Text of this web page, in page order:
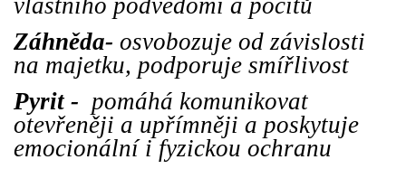
Záhněda- osvobozuje od závislosti
na majetku, podporuje smířlivost
Pyrit - pomáhá komunikovat
otevřeněji a upřímněji a poskytuje
emocionální i fyzickou ochranu